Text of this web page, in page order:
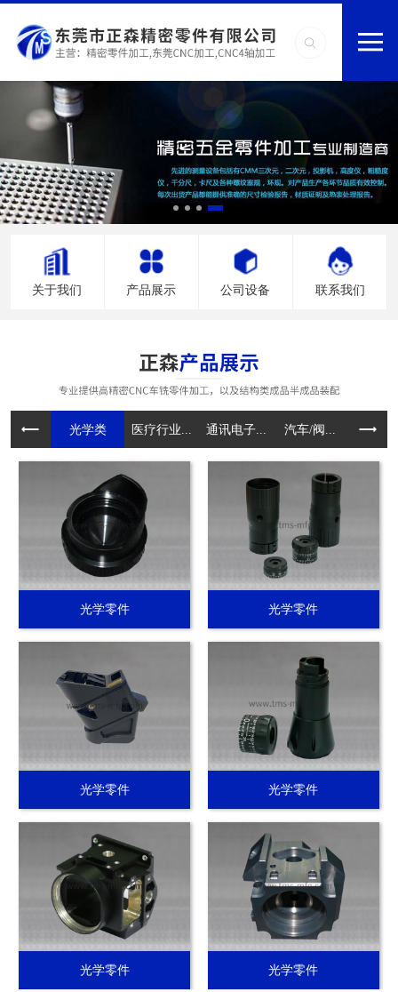
关于我们 产品展示 公司设备 联系我们
光学类 医疗行业... 通讯电子... 汽车/阀... 电动工
光学零件 光学零件
光学零件 光学零件
光学零件 光学零件